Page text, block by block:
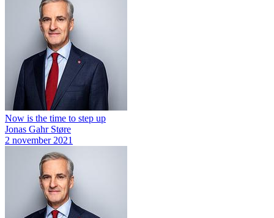
Now is the time to step up
Jonas Gahr Støre
2 november 2021